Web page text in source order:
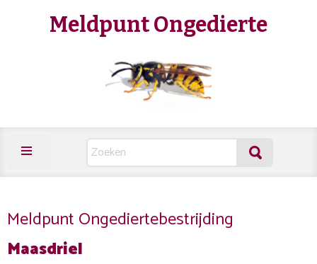
Meldpunt Ongedierte
Meldpunt Ongediertebestrijding
Maasdriel